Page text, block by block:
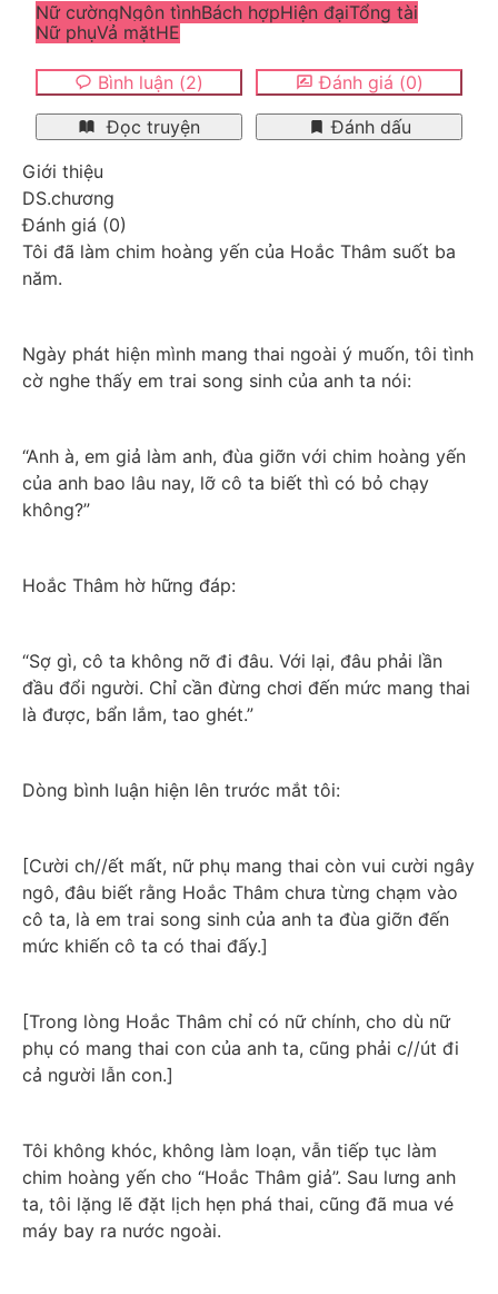
Nữ cườngNgôn tìnhBách hợpHiện đạiTổng tài
Nữ phụVả mặtHE
Bình luận (2) Đánh giá (0)
Đọc truyện
Đánh dấu
Giới thiệu
DS.chương
Đánh giá (0)
Tôi đã làm chim hoàng yến của Hoắc Thâm suốt ba
năm.
Ngày phát hiện mình mang thai ngoài ý muốn, tôi tình
cờ nghe thấy em trai song sinh của anh ta nói:
“Anh à, em giả làm anh, đùa giỡn với chim hoàng yến
của anh bao lâu nay, lỡ cô ta biết thì có bỏ chạy
không?”
Hoắc Thâm hờ hững đáp:
“Sợ gì, cô ta không nỡ đi đâu. Với lại, đâu phải lần
đầu đổi người. Chỉ cần đừng chơi đến mức mang thai
là được, bẩn lắm, tao ghét.”
Dòng bình luận hiện lên trước mắt tôi:
[Cười ch//ết mất, nữ phụ mang thai còn vui cười ngây
ngô, đâu biết rằng Hoắc Thâm chưa từng chạm vào
cô ta, là em trai song sinh của anh ta đùa giỡn đến
mức khiến cô ta có thai đấy.]
[Trong lòng Hoắc Thâm chỉ có nữ chính, cho dù nữ
phụ có mang thai con của anh ta, cũng phải c//út đi
cả người lẫn con.]
Tôi không khóc, không làm loạn, vẫn tiếp tục làm
chim hoàng yến cho “Hoắc Thâm giả”. Sau lưng anh
ta, tôi lặng lẽ đặt lịch hẹn phá thai, cũng đã mua vé
máy bay ra nước ngoài.